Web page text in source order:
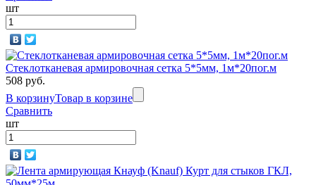
шт
Стеклотканевая армировочная сетка 5*5мм, 1м*20пог.м
508 руб.
В корзинуТовар в корзине
Сравнить
шт